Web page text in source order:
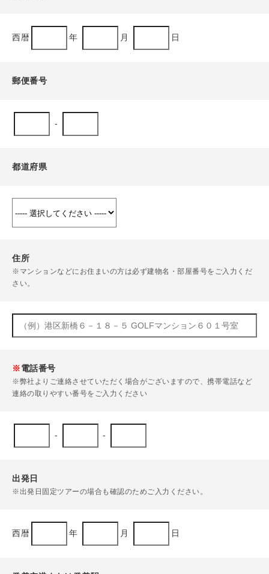
西暦 年 月 日
郵便番号
-
都道府県
住所
※マンションなどにお住まいの方は必ず建物名・部屋番号をご入力くだ
さい。
※電話番号
※弊社よりご連絡させていただく場合がございますので、携帯電話など
連絡の取りやすい番号をご入力ください
- -
出発日
※出発日固定ツアーの場合も確認のためご入力ください。
西暦 年 月 日